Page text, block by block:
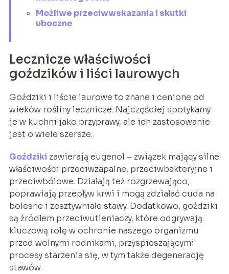
Możliwe przeciwwskazania i skutki
uboczne
Lecznicze właściwości
goździków i liści laurowych
Goździki i liście laurowe to znane i cenione od
wieków rośliny lecznicze. Najczęściej spotykamy
je w kuchni jako przyprawy, ale ich zastosowanie
jest o wiele szersze.
Goździki zawierają eugenol – związek mający silne
właściwości przeciwzapalne, przeciwbakteryjne i
przeciwbólowe. Działają też rozgrzewająco,
poprawiają przepływ krwi i mogą zdziałać cuda na
bolesne i zesztywniałe stawy. Dodatkowo, goździki
są źródłem przeciwutleniaczy, które odgrywają
kluczową rolę w ochronie naszego organizmu
przed wolnymi rodnikami, przyspieszającymi
procesy starzenia się, w tym także degenerację
stawów.